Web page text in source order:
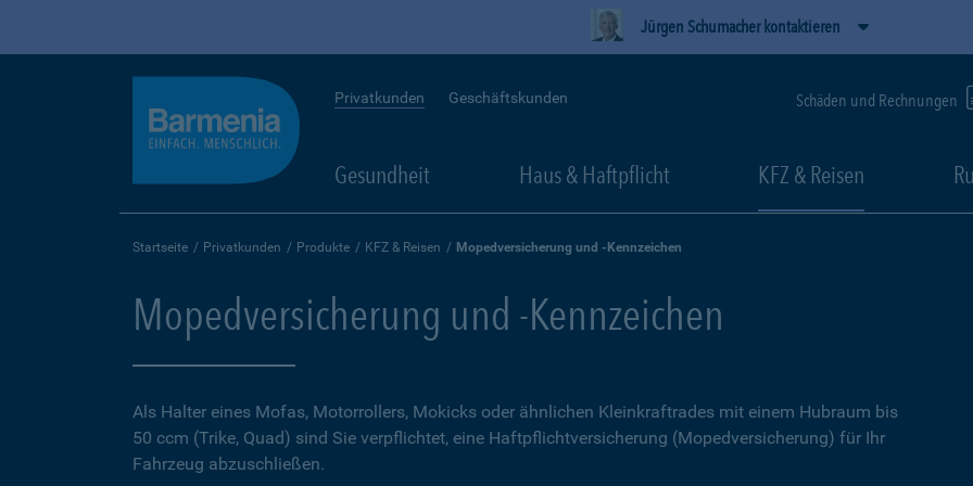
Jürgen Schumacher kontaktieren
Privatkunden Geschäftskunden Schäden und Rechnungen
Gesundheit Haus & Haftpflicht KFZ & Reisen
Startseite Privatkunden Produkte KFZ & Reisen Mopedversicherung und -Kennzeichen
Mopedversicherung und -Kennzeichen
Als Halter eines Mofas, Motorrollers, Mokicks oder ähnlichen Kleinkraftrades mit einem Hubraum bis
50 ccm (Trike, Quad) sind Sie verpflichtet, eine Haftpflichtversicherung (Mopedversicherung) für Ihr
Fahrzeug abzuschließen.